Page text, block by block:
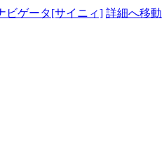
ビゲータ[サイニィ] 詳細へ移動